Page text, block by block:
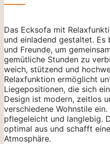
Das Ecksofa mit
und einladend gestaltet.
und Freunde, um
gemütliche Stunden zu
weich, stützend und
Relaxfunktion ermöglicht
Liegepositionen, die sich
Design ist modern, zeitlos
verschiedene Wohnstile
pflegeleicht und langlebig.
optimal aus und schafft
Atmosphäre.